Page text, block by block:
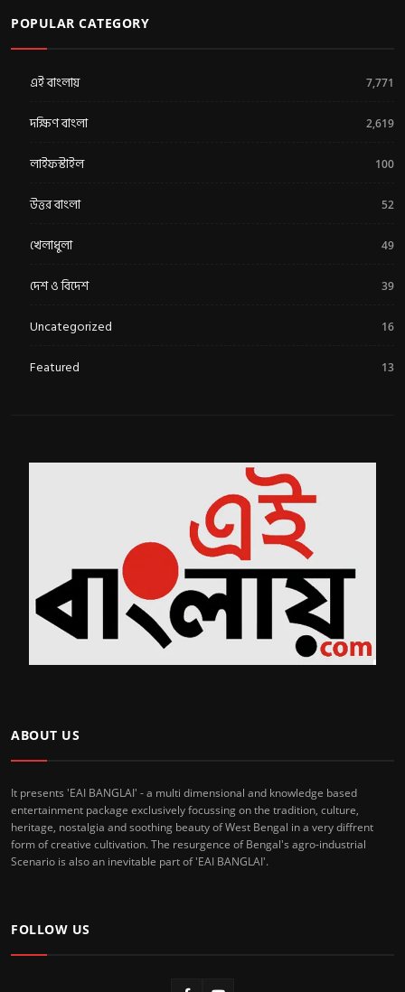
POPULAR CATEGORY
এই বাংলায় 7,771
দক্ষিণ বাংলা 2,619
লাইফস্টাইল 100
উত্তর বাংলা 52
খেলাধুলা 49
দেশ ও বিদেশ 39
Uncategorized 16
Featured 13
ABOUT US
It presents 'EAI BANGLAI' - a multi dimensional and knowledge based
entertainment package exclusively focussing on the tradition, culture,
heritage, nostalgia and soothing beauty of West Bengal in a very diffrent
form of creative cultivation. The resurgence of Bengal's agro-industrial
Scenario is also an inevitable part of 'EAI BANGLAI'.
FOLLOW US